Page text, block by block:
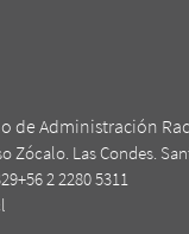
de Administración
Zócalo. Las Condes.
+56 2 2280 5311